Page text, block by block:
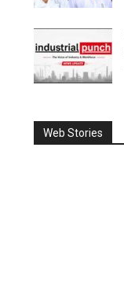
Web Stories